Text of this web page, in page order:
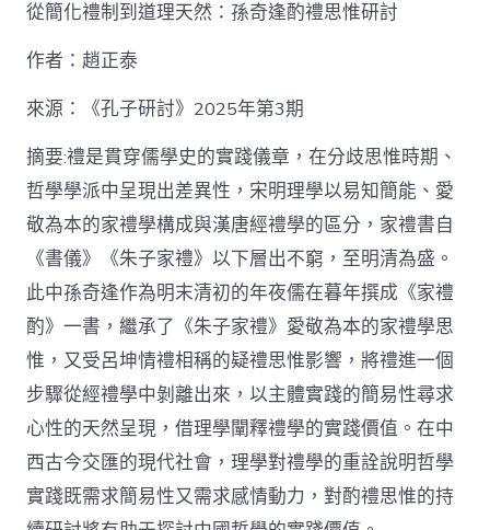
找
空
間】
從
簡
化
禮
制
到
道
理
天
然：
孫
奇
逢
酌
禮
從簡化禮制到道理天然：孫奇逢酌禮思惟研討
作者：趙正泰
來源：《孔子研討》2025年第3期
摘要:禮是貫穿儒學史的實踐儀章，在分歧思惟時期、
哲學學派中呈現出差異性，宋明理學以易知簡能、愛
敬為本的家禮學構成與漢唐經禮學的區分，家禮書自
《書儀》《朱子家禮》以下層出不窮，至明清為盛。
此中孫奇逢作為明末清初的年夜儒在暮年撰成《家禮
酌》一書，繼承了《朱子家禮》愛敬為本的家禮學思
惟，又受呂坤情禮相稱的疑禮思惟影響，將禮進一個
步驟從經禮學中剝離出來，以主體實踐的簡易性尋求
心性的天然呈現，借理學闡釋禮學的實踐價值。在中
西古今交匯的現代社會，理學對禮學的重詮說明哲學
實踐既需求簡易性又需求感情動力，對酌禮思惟的持